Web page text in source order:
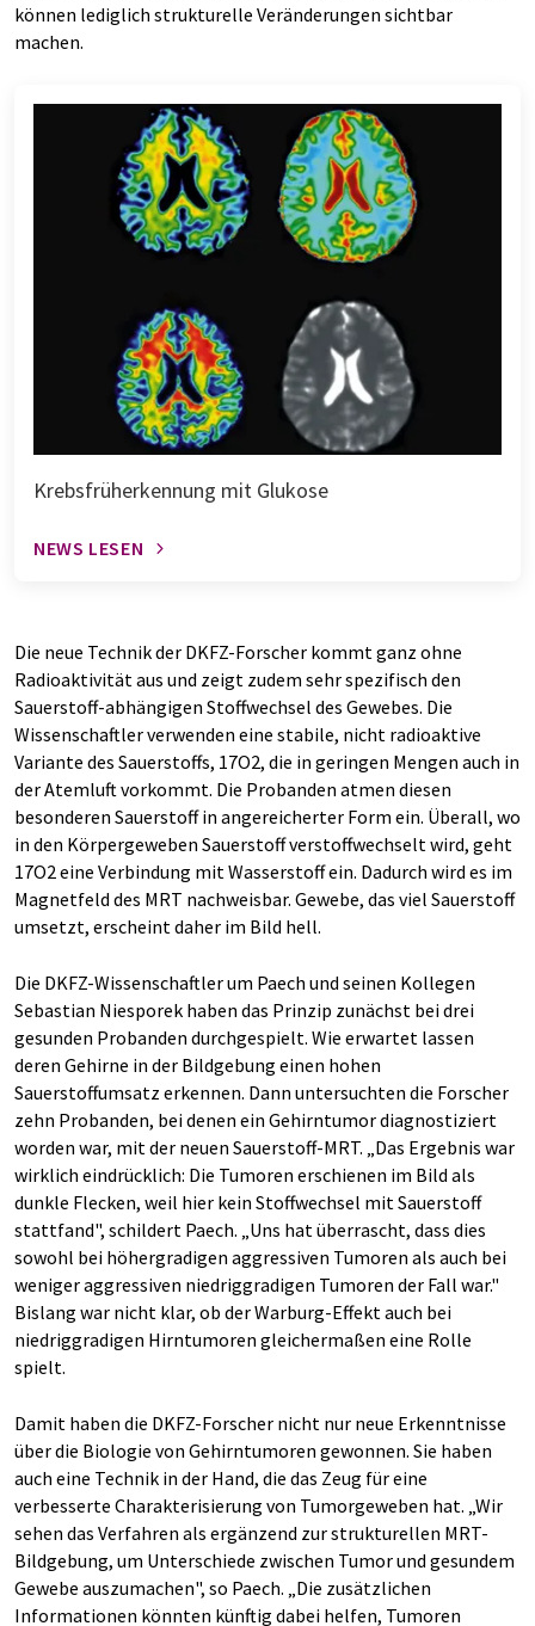
können lediglich strukturelle Veränderungen sichtbar
machen.
Krebsfrüherkennung mit Glukose
NEWS LESEN
Die neue Technik der DKFZ-Forscher kommt ganz ohne
Radioaktivität aus und zeigt zudem sehr spezifisch den
Sauerstoff-abhängigen Stoffwechsel des Gewebes. Die
Wissenschaftler verwenden eine stabile, nicht radioaktive
Variante des Sauerstoffs, 17O2, die in geringen Mengen auch in
der Atemluft vorkommt. Die Probanden atmen diesen
besonderen Sauerstoff in angereicherter Form ein. Überall, wo
in den Körpergeweben Sauerstoff verstoffwechselt wird, geht
17O2 eine Verbindung mit Wasserstoff ein. Dadurch wird es im
Magnetfeld des MRT nachweisbar. Gewebe, das viel Sauerstoff
umsetzt, erscheint daher im Bild hell.
Die DKFZ-Wissenschaftler um Paech und seinen Kollegen
Sebastian Niesporek haben das Prinzip zunächst bei drei
gesunden Probanden durchgespielt. Wie erwartet lassen
deren Gehirne in der Bildgebung einen hohen
Sauerstoffumsatz erkennen. Dann untersuchten die Forscher
zehn Probanden, bei denen ein Gehirntumor diagnostiziert
worden war, mit der neuen Sauerstoff-MRT. „Das Ergebnis war
wirklich eindrücklich: Die Tumoren erschienen im Bild als
dunkle Flecken, weil hier kein Stoffwechsel mit Sauerstoff
stattfand", schildert Paech. „Uns hat überrascht, dass dies
sowohl bei höhergradigen aggressiven Tumoren als auch bei
weniger aggressiven niedriggradigen Tumoren der Fall war."
Bislang war nicht klar, ob der Warburg-Effekt auch bei
niedriggradigen Hirntumoren gleichermaßen eine Rolle
spielt.
Damit haben die DKFZ-Forscher nicht nur neue Erkenntnisse
über die Biologie von Gehirntumoren gewonnen. Sie haben
auch eine Technik in der Hand, die das Zeug für eine
verbesserte Charakterisierung von Tumorgeweben hat. „Wir
sehen das Verfahren als ergänzend zur strukturellen MRT-
Bildgebung, um Unterschiede zwischen Tumor und gesundem
Gewebe auszumachen", so Paech. „Die zusätzlichen
Informationen könnten künftig dabei helfen, Tumoren